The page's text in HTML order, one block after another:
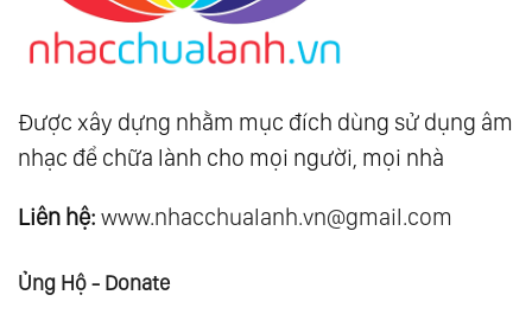
Được xây dựng nhằm mục đích dùng sử dụng âm
nhạc để chữa lành cho mọi người, mọi nhà
Liên hệ: www.nhacchualanh.vn@gmail.com
Ủng Hộ - Donate